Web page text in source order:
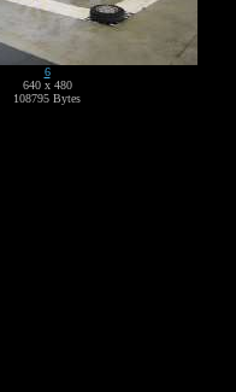
6
640 x 480
108795 Bytes